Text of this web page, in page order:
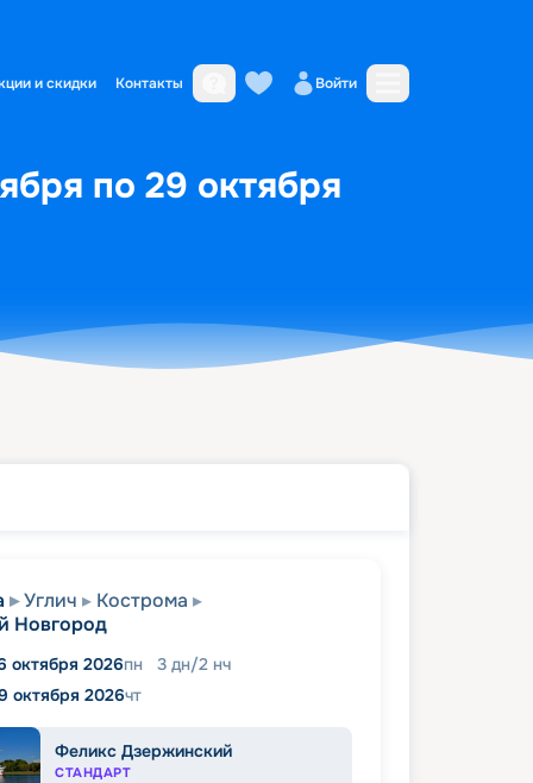
и скидки Контакты Войти
по 29 октября
Углич
Кострома
Новгород
октября 2026пн 3 дн/2 нч
октября 2026чт
Феликс Дзержинский
СТАНДАРТ